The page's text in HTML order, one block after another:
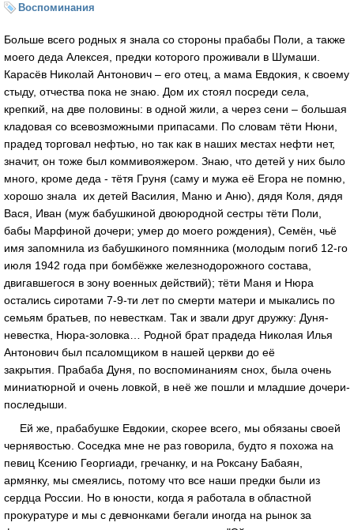
Воспоминания
Больше всего родных я знала со стороны прабабы Поли, а также
моего деда Алексея, предки которого проживали в Шумаши.
Карасёв Николай Антонович – его отец, а мама Евдокия, к своему
стыду, отчества пока не знаю. Дом их стоял посреди села,
крепкий, на две половины: в одной жили, а через сени – большая
кладовая со всевозможными припасами. По словам тёти Нюни,
прадед торговал нефтью, но так как в наших местах нефти нет,
значит, он тоже был коммивояжером. Знаю, что детей у них было
много, кроме деда - тётя Груня (саму и мужа её Егора не помню,
хорошо знала их детей Василия, Маню и Аню), дядя Коля, дядя
Вася, Иван (муж бабушкиной двоюродной сестры тёти Поли,
бабы Марфиной дочери; умер до моего рождения), Семён, чьё
имя запомнила из бабушкиного помянника (молодым погиб 12-го
июля 1942 года при бомбёжке железнодорожного состава,
двигавшегося в зону военных действий); тёти Маня и Нюра
остались сиротами 7-9-ти лет по смерти матери и мыкались по
семьям братьев, по невесткам. Так и звали друг дружку: Дуня-
невестка, Нюра-золовка… Родной брат прадеда Николая Илья
Антонович был псаломщиком в нашей церкви до её
закрытия. Прабаба Дуня, по воспоминаниям снох, была очень
миниатюрной и очень ловкой, в неё же пошли и младшие дочери-
последыши.
Ей же, прабабушке Евдокии, скорее всего, мы обязаны своей
чернявостью. Соседка мне не раз говорила, будто я похожа на
певиц Ксению Георгиади, гречанку, и на Роксану Бабаян,
армянку, мы смеялись, потому что все наши предки были из
сердца России. Но в юности, когда я работала в областной
прокуратуре и мы с девчонками бегали иногда на рынок за